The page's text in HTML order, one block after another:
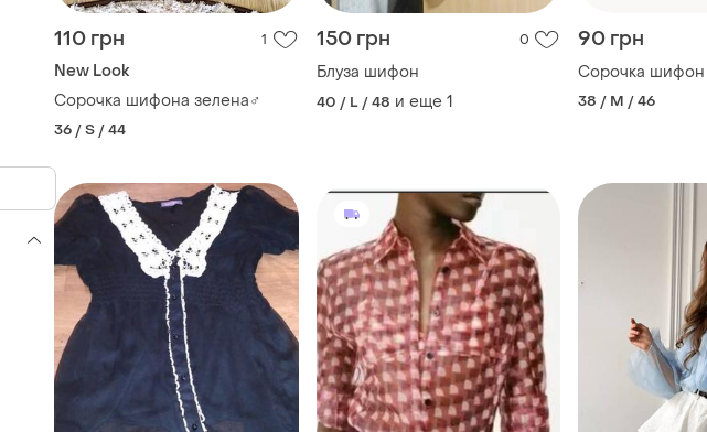
110 грн 1
New Look
Сорочка шифона зелена♂️
36 / S / 44
150 грн 0
Блуза шифон
40 / L / 48 и еще 1
90 грн
Сорочка шифон
38 / M / 46